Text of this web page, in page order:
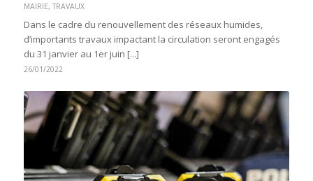
MAIRIE, TRAVAUX
Dans le cadre du renouvellement des réseaux humides,
d’importants travaux impactant la circulation seront engagés
du 31 janvier au 1er juin [...]
26/01/2022